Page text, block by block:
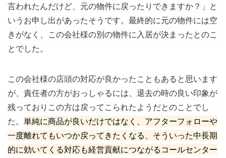
言われたんだけど、元の物件に戻ったりできますか？」と
いうお申し出があったそうです。最終的に元の物件には空
きがなく、この会社様の別の物件に入居が決まったとのこ
とでした。
この会社様の店頭の対応が良かったこともあると思います
が、責任者の方がおっしゃるには、退去の時の良い印象が
残っておりこの方は戻ってこられたようだとのことでし
た。 単純に商品が良いだけではなく、アフターフォローや
一度離れてもいつか戻ってきたくなる、そういった中長期
的に効いてくる対応も経営貢献につながるコールセンター